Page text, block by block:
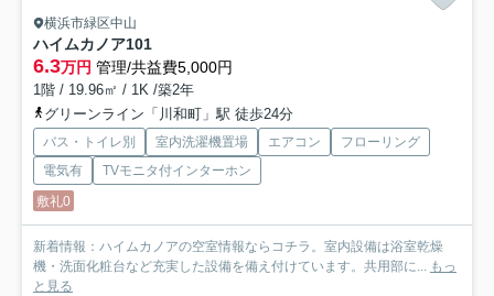
横浜市緑区中山
ハイムカノア101
6.3万円 管理/共益費5,000円
1階 / 19.96㎡ / 1K /築2年
グリーンライン「川和町」駅 徒歩24分
バス・トイレ別 室内洗濯機置場 エアコン
フローリング
電気有
TVモニタ付インターホン
敷礼0
新着情報：ハイムカノアの空室情報ならコチラ。室内設備は浴室乾燥
機・洗面化粧台など充実した設備を備え付けています。共用部に...
もっ
と見る